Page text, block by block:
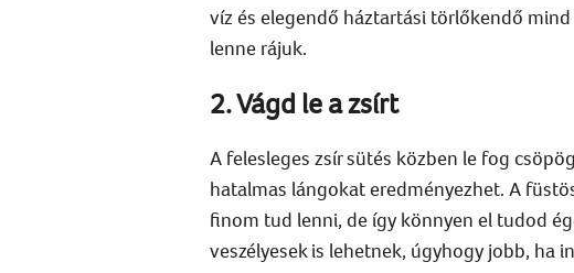
víz és elegendő háztartási törlőkendő
lenne rájuk.
2. Vágd le a zsírt
A felesleges zsír sütés közben le fog
hatalmas lángokat eredményezhet. A
finom tud lenni, de így könnyen el tudod
veszélyesek is lehetnek, úgyhogy jobb, ha